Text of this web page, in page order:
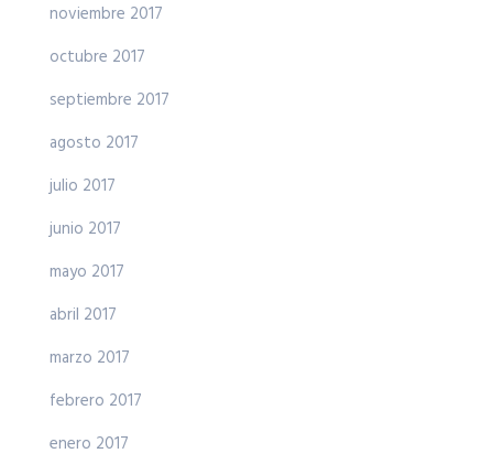
noviembre 2017
octubre 2017
septiembre 2017
agosto 2017
julio 2017
junio 2017
mayo 2017
abril 2017
marzo 2017
febrero 2017
enero 2017